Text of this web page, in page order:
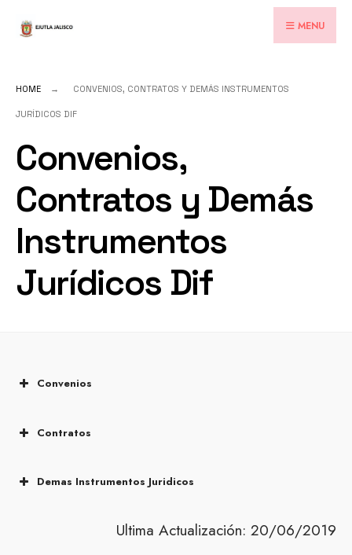
MENU
HOME CONVENIOS, CONTRATOS Y DEMÁS INSTRUMENTOS
JURÍDICOS DIF
Convenios,
Contratos y Demás
Instrumentos
Jurídicos Dif
Convenios
Contratos
Demas Instrumentos Juridicos
Ultima Actualización: 20/06/2019